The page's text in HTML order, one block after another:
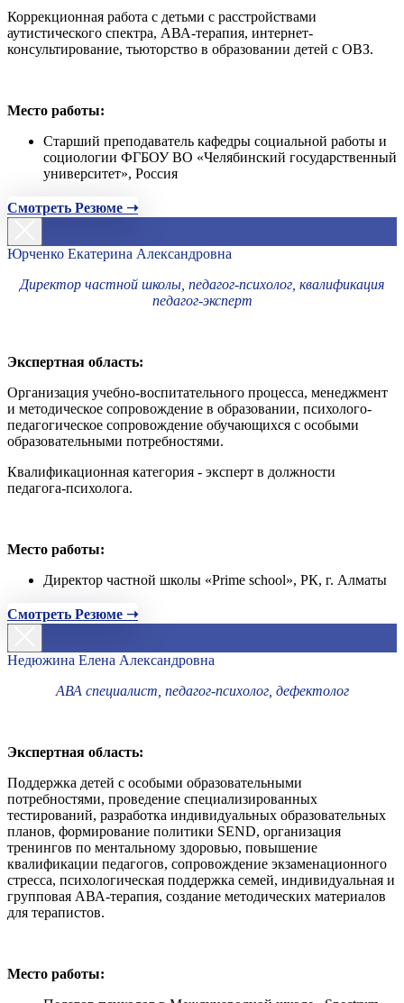
Коррекционная работа с детьми с расстройствами
аутистического спектра, АВА-терапия, интернет-
консультирование, тьюторство в образовании детей с ОВЗ.
Место работы:
Старший преподаватель кафедры социальной работы и
социологии ФГБОУ ВО «Челябинский государственный
университет», Россия
Смотреть Резюме ➝
Юрченко Екатерина Александровна
Директор частной школы, педагог-психолог, квалификация
педагог-эксперт
Экспертная область:
Организация учебно-воспитательного процесса, менеджмент
и методическое сопровождение в образовании, психолого-
педагогическое сопровождение обучающихся с особыми
образовательными потребностями.
Квалификационная категория - эксперт в должности
педагога-психолога.
Место работы:
Директор частной школы «Prime school», РК, г. Алматы
Смотреть Резюме ➝
Недюжина Елена Александровна
АВА специалист, педагог-психолог, дефектолог
Экспертная область:
Поддержка детей с особыми образовательными
потребностями, проведение специализированных
тестирований, разработка индивидуальных образовательных
планов, формирование политики SEND, организация
тренингов по ментальному здоровью, повышение
квалификации педагогов, сопровождение экзаменационного
стресса, психологическая поддержка семей, индивидуальная и
групповая АВА-терапия, создание методических материалов
для терапистов.
Место работы: